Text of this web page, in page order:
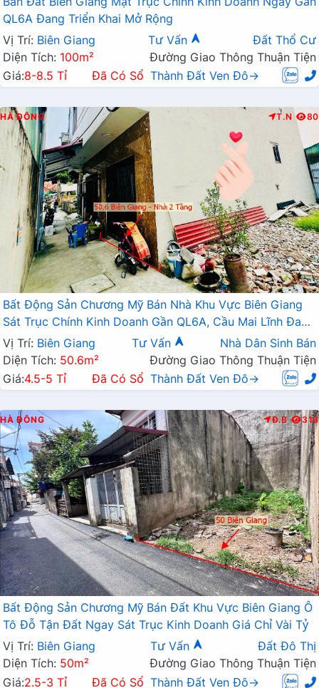
QL6A Đang Triển Khai Mở Rộng
Vị Trí: Biên Giang Tư Vấn
Đất Thổ Cư
Diện Tích: 100m²
Đường Giao Thông Thuận Tiện
Giá:8-8.5 Tỉ Đã Có Sổ Thành Đất Ven Đô→
HÀ ĐÔNG T.N 80
Bất Động Sản Chương Mỹ Bán Nhà Khu Vực Biên Giang
Sát Trục Chính Kinh Doanh Gần QL6A, Cầu Mai Lĩnh Đang
Mở Rộng
Vị Trí: Biên Giang Tư Vấn
Nhà Dân Sinh Bán
Diện Tích: 50.6m²
Đường Giao Thông Thuận Tiện
Giá:4.5-5 Tỉ Đã Có Sổ Thành Đất Ven Đô→
HÀ ĐÔNG Đ.B 316
Bất Động Sản Chương Mỹ Bán Đất Khu Vực Biên Giang Ô
Tô Đỗ Tận Đất Ngay Sát Trục Kinh Doanh Giá Chỉ Vài Tỷ
Vị Trí: Biên Giang Tư Vấn
Đất Đô Thị
Diện Tích: 50m²
Đường Giao Thông Thuận Tiện
Giá:2.5-3 Tỉ Đã Có Sổ Thành Đất Ven Đô→